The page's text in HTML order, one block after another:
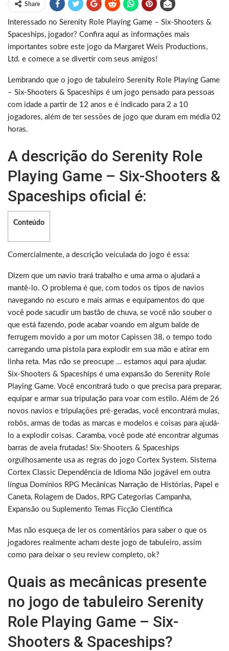
Share
Interessado no Serenity Role Playing Game – Six-Shooters &
Spaceships, jogador? Confira aqui as informações mais
importantes sobre este jogo da Margaret Weis Productions,
Ltd. e comece a se divertir com seus amigos!
Lembrando que o jogo de tabuleiro Serenity Role Playing Game
– Six-Shooters & Spaceships é um jogo pensado para pessoas
com idade a partir de 12 anos e é indicado para 2 a 10
jogadores, além de ter sessões de jogo que duram em média 02
horas.
A descrição do Serenity Role
Playing Game – Six-Shooters &
Spaceships oficial é:
Conteúdo
Comercialmente, a descrição veiculada do jogo é essa:
Dizem que um navio trará trabalho e uma arma o ajudará a
mantê-lo. O problema é que, com todos os tipos de navios
navegando no escuro e mais armas e equipamentos do que
você pode sacudir um bastão de chuva, se você não souber o
que está fazendo, pode acabar voando em algum balde de
ferrugem movido a por um motor Capissen 38, o tempo todo
carregando uma pistola para explodir em sua mão e atirar em
linha reta. Mas não se preocupe … estamos aqui para ajudar.
Six-Shooters & Spaceships é uma expansão do Serenity Role
Playing Game. Você encontrará tudo o que precisa para preparar,
equipar e armar sua tripulação para voar com estilo. Além de 26
novos navios e tripulações pré-geradas, você encontrará mulas,
robôs, armas de todas as marcas e modelos e coisas para ajudá-
lo a explodir coisas. Caramba, você pode até encontrar algumas
barras de aveia frutadas! Six-Shooters & Spaceships
orgulhosamente usa as regras do jogo Cortex System. Sistema
Cortex Classic Dependência de Idioma Não jogável em outra
língua Domínios RPG Mecânicas Narração de Histórias, Papel e
Caneta, Rolagem de Dados, RPG Categorias Campanha,
Expansão ou Suplemento Temas Ficção Científica
Mas não esqueça de ler os comentários para saber o que os
jogadores realmente acham deste jogo de tabuleiro, assim
como para deixar o seu review completo, ok?
Quais as mecânicas presente
no jogo de tabuleiro Serenity
Role Playing Game – Six-
Shooters & Spaceships?